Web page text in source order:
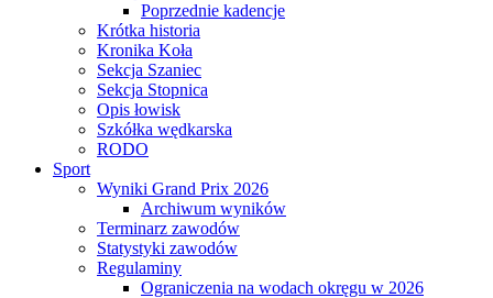
Poprzednie kadencje
Krótka historia
Kronika Koła
Sekcja Szaniec
Sekcja Stopnica
Opis łowisk
Szkółka wędkarska
RODO
Sport
Wyniki Grand Prix 2026
Archiwum wyników
Terminarz zawodów
Statystyki zawodów
Regulaminy
Ograniczenia na wodach okręgu w 2026